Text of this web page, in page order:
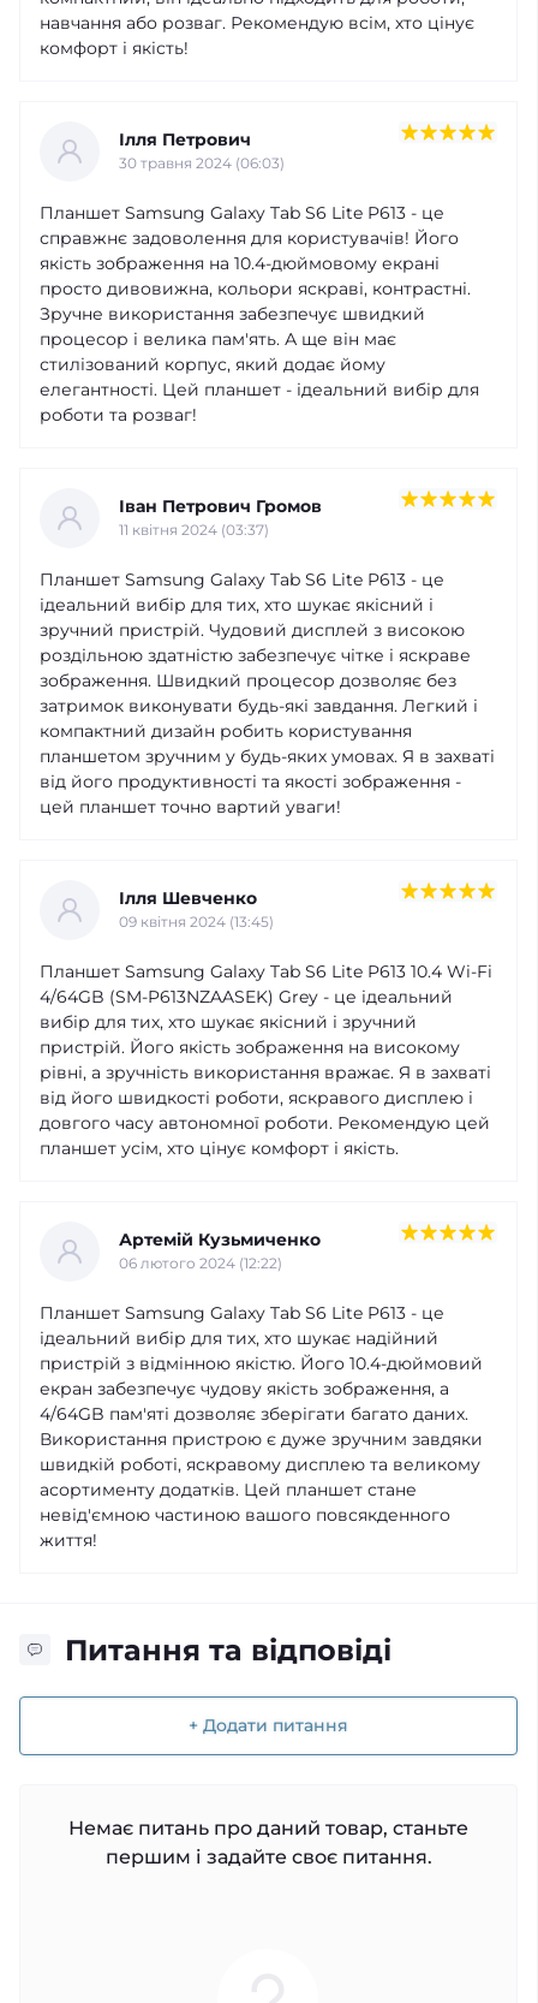
навчання або розваг. Рекомендую всім, хто цінує
комфорт і якість!
Ілля Петрович
30 травня 2024 (06:03)
Планшет Samsung Galaxy Tab S6 Lite P613 - це
справжнє задоволення для користувачів! Його
якість зображення на 10.4-дюймовому екрані
просто дивовижна, кольори яскраві, контрастні.
Зручне використання забезпечує швидкий
процесор і велика пам'ять. А ще він має
стилізований корпус, який додає йому
елегантності. Цей планшет - ідеальний вибір для
роботи та розваг!
Іван Петрович Громов
11 квітня 2024 (03:37)
Планшет Samsung Galaxy Tab S6 Lite P613 - це
ідеальний вибір для тих, хто шукає якісний і
зручний пристрій. Чудовий дисплей з високою
роздільною здатністю забезпечує чітке і яскраве
зображення. Швидкий процесор дозволяє без
затримок виконувати будь-які завдання. Легкий і
компактний дизайн робить користування
планшетом зручним у будь-яких умовах. Я в захваті
від його продуктивності та якості зображення -
цей планшет точно вартий уваги!
Ілля Шевченко
09 квітня 2024 (13:45)
Планшет Samsung Galaxy Tab S6 Lite P613 10.4 Wi-Fi
4/64GB (SM-P613NZAASEK) Grey - це ідеальний
вибір для тих, хто шукає якісний і зручний
пристрій. Його якість зображення на високому
рівні, а зручність використання вражає. Я в захваті
від його швидкості роботи, яскравого дисплею і
довгого часу автономної роботи. Рекомендую цей
планшет усім, хто цінує комфорт і якість.
Артемій Кузьмиченко
06 лютого 2024 (12:22)
Планшет Samsung Galaxy Tab S6 Lite P613 - це
ідеальний вибір для тих, хто шукає надійний
пристрій з відмінною якістю. Його 10.4-дюймовий
екран забезпечує чудову якість зображення, а
4/64GB пам'яті дозволяє зберігати багато даних.
Використання пристрою є дуже зручним завдяки
швидкій роботі, яскравому дисплею та великому
асортименту додатків. Цей планшет стане
невід'ємною частиною вашого повсякденного
життя!
Питання та відповіді
+ Додати питання
Немає питань про даний товар, станьте
першим і задайте своє питання.